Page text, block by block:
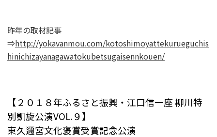
昨年の取材記事
⇒http://yokavanmou.com/kotoshimoyattekurueguchis
hinichizayanagawatokubetsugaisennkouen/
【２０１８年ふるさと振興・江口信一座 柳川特
別凱旋公演VOL.９】
東久邇宮文化褒賞受賞記念公演